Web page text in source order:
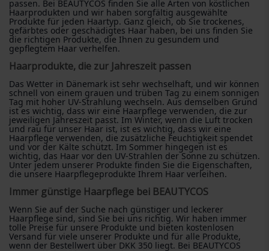
passen. Bei BEAUTYCOS finden Sie alle Arten von köstlichen
Haarprodukten und wir haben sorgfältig ausgewählte
Produkte für jeden Haartyp. Ganz gleich, ob Sie trockenes,
gefärbtes oder geschädigtes Haar haben, bei uns finden Sie
die richtigen Produkte, die Ihnen zu gesundem und
gepflegtem Haar verhelfen.
Haarprodukte, die zur Jahreszeit passen
Das Wetter in Dänemark ist sehr wechselhaft, und wir können
schnell von einem grauen und trüben Tag zu einem sonnigen
Tag mit hoher UV-Strahlung wechseln. Aus demselben Grund
ist es wichtig, dass wir eine Haarpflege verwenden, die zur
jeweiligen Jahreszeit passt. Im Winter, wenn die Luft trocken
und rau für unser Haar ist, ist es wichtig, dass wir eine
Haarpflege verwenden, die zusätzliche Feuchtigkeit spendet
und vor der Kälte schützt. Im Sommer hingegen ist es
wichtig, das Haar vor den UV-Strahlen der Sonne zu schützen.
Unter jedem unserer Produkte finden Sie die Eigenschaften,
die unsere Haarpflegeprodukte Ihrem Haar verleihen.
Immer günstige Haarpflege bei BEAUTYCOS
Wenn Sie auf der Suche nach günstiger und leckerer
Haarpflege sind, sind Sie bei uns richtig. Wir haben immer
tolle Preise für unsere Produkte und bieten kostenlosen
Versand für viele unserer Produkte und für alle Produkte,
wenn der Bestellwert über DKK 350 liegt. Bei BEAUTYCOS